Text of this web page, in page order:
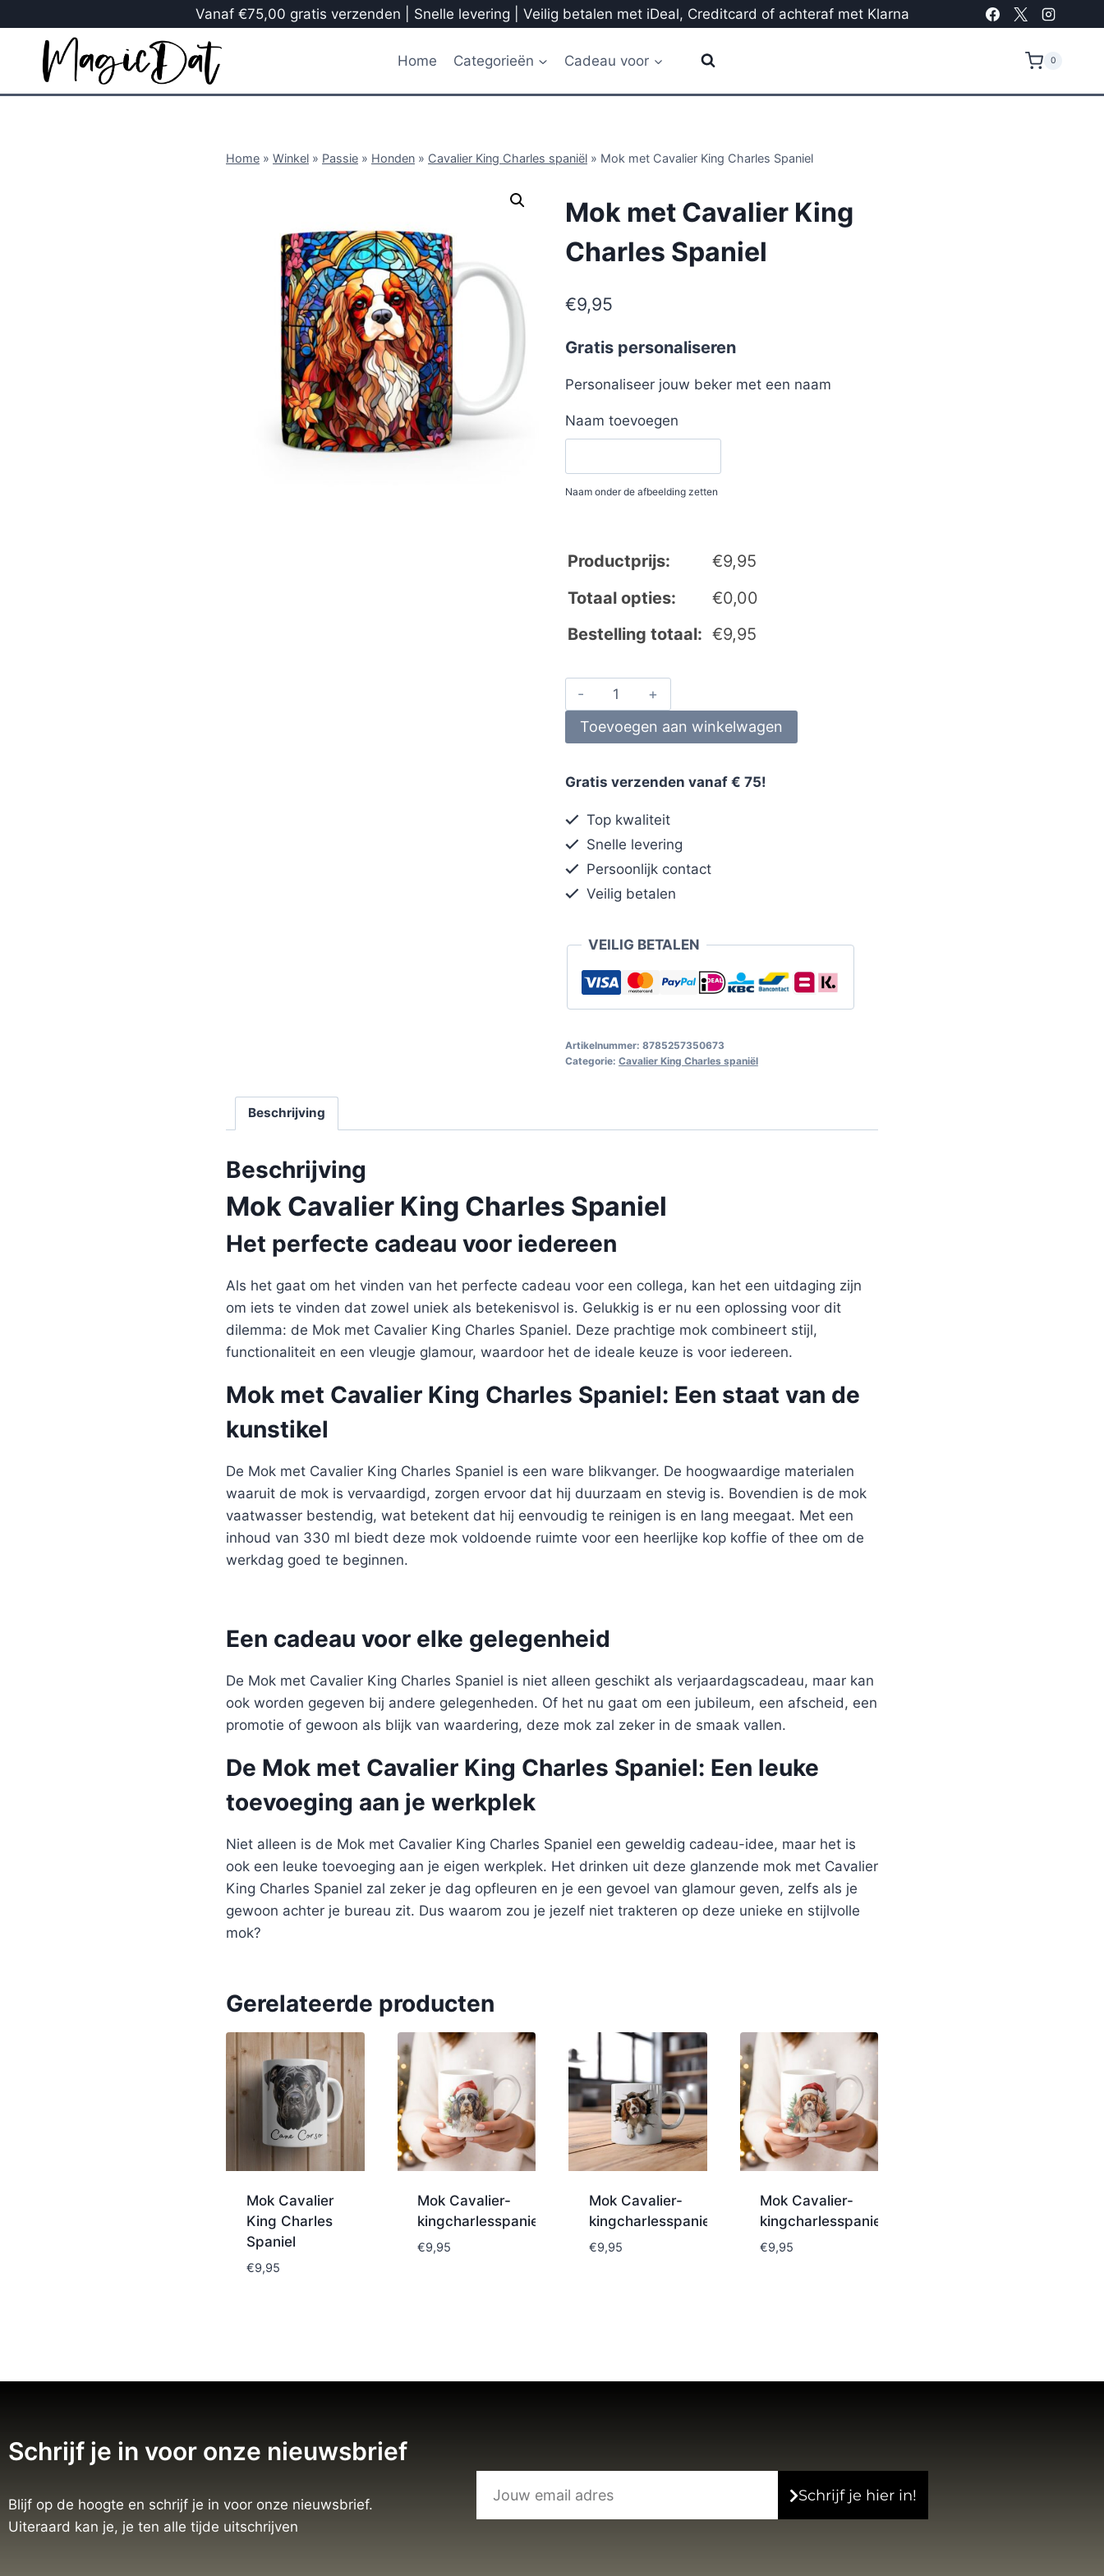
Vanaf €75,00 gratis verzenden | Snelle levering | Veilig betalen met iDeal, Creditcard of achteraf met Klarna
Home Categorieën Cadeau voor 0
Home » Winkel » Passie » Honden » Cavalier King Charles spaniël » Mok met Cavalier King Charles Spaniel
Mok met Cavalier King
Charles Spaniel
€9,95
Gratis personaliseren
Personaliseer jouw beker met een naam
Naam toevoegen
Naam onder de afbeelding zetten
Productprijs: €9,95
Totaal opties:
€0,00
Bestelling totaal: €9,95
Toevoegen aan winkelwagen
Gratis verzenden vanaf € 75!
Top kwaliteit
Snelle levering
Persoonlijk contact
Veilig betalen
VEILIG BETALEN
Artikelnummer: 8785257350673
Categorie: Cavalier King Charles spaniël
Beschrijving
Beschrijving
Mok Cavalier King Charles Spaniel
Het perfecte cadeau voor iedereen
Als het gaat om het vinden van het perfecte cadeau voor een collega, kan het een uitdaging zijn
om iets te vinden dat zowel uniek als betekenisvol is. Gelukkig is er nu een oplossing voor dit
dilemma: de Mok met Cavalier King Charles Spaniel. Deze prachtige mok combineert stijl,
functionaliteit en een vleugje glamour, waardoor het de ideale keuze is voor iedereen.
Mok met Cavalier King Charles Spaniel: Een staat van de
kunstikel
De Mok met Cavalier King Charles Spaniel is een ware blikvanger. De hoogwaardige materialen
waaruit de mok is vervaardigd, zorgen ervoor dat hij duurzaam en stevig is. Bovendien is de mok
vaatwasser bestendig, wat betekent dat hij eenvoudig te reinigen is en lang meegaat. Met een
inhoud van 330 ml biedt deze mok voldoende ruimte voor een heerlijke kop koffie of thee om de
werkdag goed te beginnen.
Een cadeau voor elke gelegenheid
De Mok met Cavalier King Charles Spaniel is niet alleen geschikt als verjaardagscadeau, maar kan
ook worden gegeven bij andere gelegenheden. Of het nu gaat om een jubileum, een afscheid, een
promotie of gewoon als blijk van waardering, deze mok zal zeker in de smaak vallen.
De Mok met Cavalier King Charles Spaniel: Een leuke
toevoeging aan je werkplek
Niet alleen is de Mok met Cavalier King Charles Spaniel een geweldig cadeau-idee, maar het is
ook een leuke toevoeging aan je eigen werkplek. Het drinken uit deze glanzende mok met Cavalier
King Charles Spaniel zal zeker je dag opfleuren en je een gevoel van glamour geven, zelfs als je
gewoon achter je bureau zit. Dus waarom zou je jezelf niet trakteren op deze unieke en stijlvolle
mok?
Gerelateerde producten
Mok Cavalier
King Charles
Spaniel
€9,95
Mok Cavalier-
kingcharlesspaniel
€9,95
Mok Cavalier-
kingcharlesspaniel
€9,95
Mok Cavalier-
kingcharlesspaniel
€9,95
Schrijf je in voor onze nieuwsbrief
Blijf op de hoogte en schrijf je in voor onze nieuwsbrief.
Uiteraard kan je, je ten alle tijde uitschrijven
Schrijf je hier in!